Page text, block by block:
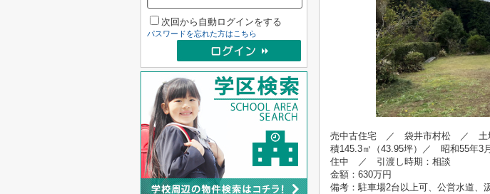
売中古住宅 ／ 袋井市村松 ／ 土
積145.3㎡（43.95坪）／ 昭和55年
住中 ／ 引渡し時期：相談
金額：630万円
備考：駐車場2台以上可、公営水道、
次回から自動ログインをする
パスワードを忘れた方はこちら